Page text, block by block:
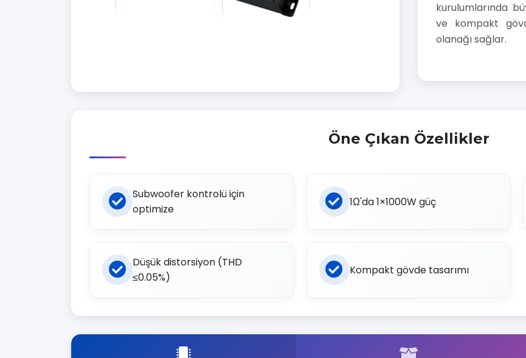
kurulumlarında
ve kompakt
olanağı sağlar.
Öne Çıkan Özellikler
Subwoofer kontrolü için
optimize
1Ω'da 1×1000W güç
Düşük distorsiyon (THD
≤0.05%)
Kompakt gövde tasarımı